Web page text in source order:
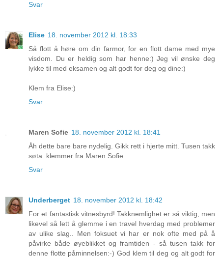
Svar
Elise 18. november 2012 kl. 18:33
Så flott å høre om din farmor, for en flott dame med mye
visdom. Du er heldig som har henne:) Jeg vil ønske deg
lykke til med eksamen og alt godt for deg og dine:)
Klem fra Elise:)
Svar
Maren Sofie 18. november 2012 kl. 18:41
Åh dette bare bare nydelig. Gikk rett i hjerte mitt. Tusen takk
søta. klemmer fra Maren Sofie
Svar
Underberget 18. november 2012 kl. 18:42
For et fantastisk vitnesbyrd! Takknemlighet er så viktig, men
likevel så lett å glemme i en travel hverdag med problemer
av ulike slag.. Men foksuet vi har er nok ofte med på å
påvirke både øyeblikket og framtiden - så tusen takk for
denne flotte påminnelsen:-) God klem til deg og alt godt for